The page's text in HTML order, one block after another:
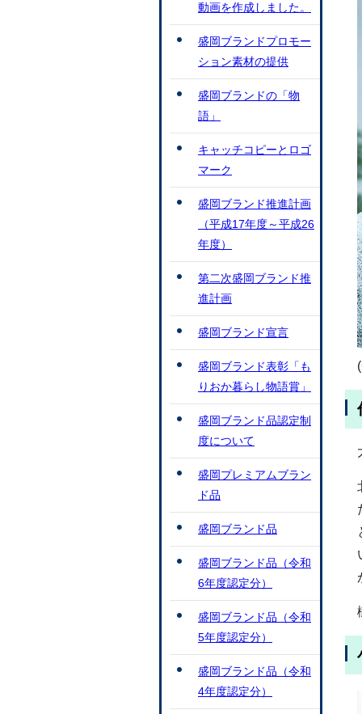
動画を作成しました。
盛岡ブランドプロモー
ション素材の提供
盛岡ブランドの「物
語」
キャッチコピーとロゴ
マーク
盛岡ブランド推進計画
（平成17年度～平成26
年度）
第二次盛岡ブランド推
進計画
盛岡ブランド宣言
盛岡ブランド表彰「も
りおか暮らし物語賞」
盛岡ブランド品認定制
度について
盛岡プレミアムブラン
ド品
盛岡ブランド品
盛岡ブランド品（令和
6年度認定分）
盛岡ブランド品（令和
5年度認定分）
盛岡ブランド品（令和
4年度認定分）